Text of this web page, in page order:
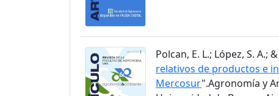
Polcan, E. L.; López, S. A.;
relativos de productos e
Mercosur".Agronomía y